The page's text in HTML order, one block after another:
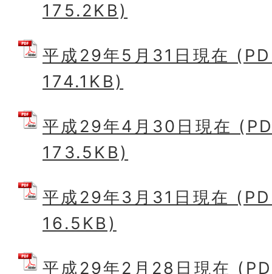
175.2KB)
平成29年5月31日現在
174.1KB)
平成29年4月30日現在
173.5KB)
平成29年3月31日現在
16.5KB)
平成29年2月28日現在